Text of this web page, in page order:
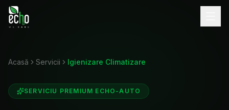
Acasă Servicii Igienizare Climatizare
SERVICIU PREMIUM ECHO-AUTO